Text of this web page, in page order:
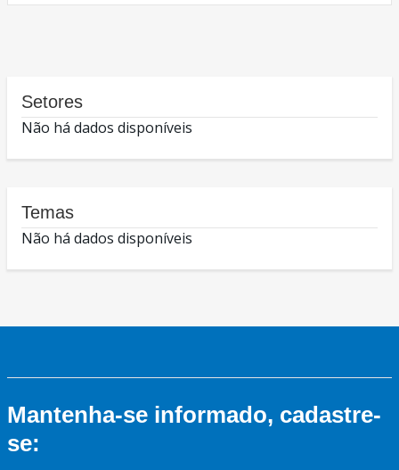
Setores
Não há dados disponíveis
Temas
Não há dados disponíveis
Mantenha-se informado, cadastre-
se: